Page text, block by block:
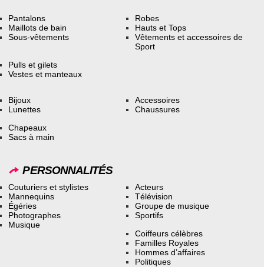
Pantalons
Maillots de bain
Sous-vêtements
Robes
Hauts et Tops
Vêtements et accessoires de
Sport
Pulls et gilets
Vestes et manteaux
Bijoux
Lunettes
Accessoires
Chaussures
Chapeaux
Sacs à main
PERSONNALITÉS
Couturiers et stylistes
Mannequins
Égéries
Photographes
Musique
Acteurs
Télévision
Groupe de musique
Sportifs
Coiffeurs célèbres
Familles Royales
Hommes d’affaires
Politiques